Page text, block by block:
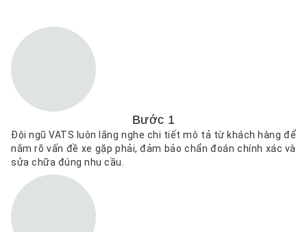
Bước 1
Đội ngũ VATS luôn lắng nghe chi tiết mô tả từ khách hàng để
nắm rõ vấn đề xe gặp phải, đảm bảo chẩn đoán chính xác và
sửa chữa đúng nhu cầu.